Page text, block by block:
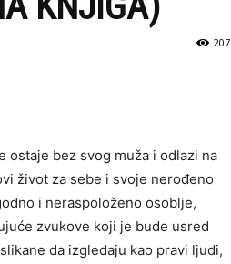
207
ostaje bez svog muža i odlazi na
život za sebe i svoje nerođeno
i neraspoloženo osoblje,
zvukove koji je bude usred
da izgledaju kao pravi ljudi,